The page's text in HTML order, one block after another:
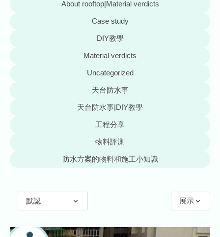
About rooftop|Material verdicts
Case study
DIY教學
Material verdicts
Uncategorized
天台防水事
天台防水事|DIY教學
工程分享
物料評測
防水方案的物料和施工小知識